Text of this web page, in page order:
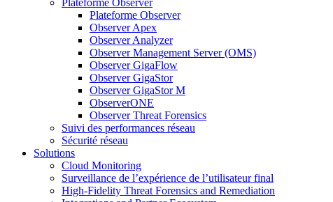
Plateforme Observer
Observer Apex
Observer Analyzer
Observer Management Server (OMS)
Observer GigaFlow
Observer GigaStor
Observer GigaStor M
ObserverONE
Observer Threat Forensics
Suivi des performances réseau
Sécurité réseau
Solutions
Cloud Monitoring
Surveillance de l’expérience de l’utilisateur final
High-Fidelity Threat Forensics and Remediation